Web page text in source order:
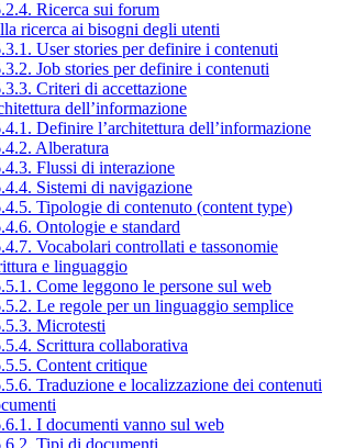
Ricerca sui forum
ricerca ai bisogni degli utenti
User stories per definire i contenuti
Job stories per definire i contenuti
Criteri di accettazione
dell’informazione
Definire l’architettura dell’informazione
Alberatura
Flussi di interazione
Sistemi di navigazione
Tipologie di contenuto (content type)
Ontologie e standard
Vocabolari controllati e tassonomie
e linguaggio
Come leggono le persone sul web
Le regole per un linguaggio semplice
Microtesti
Scrittura collaborativa
Content critique
Traduzione e localizzazione dei contenuti
I documenti vanno sul web
Tipi di documenti